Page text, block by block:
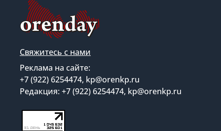
Свяжитесь с нами
Реклама на сайте:
+7 (922) 6254474, kp@orenkp.ru
Редакция: +7 (922) 6254474, kp@orenkp.ru